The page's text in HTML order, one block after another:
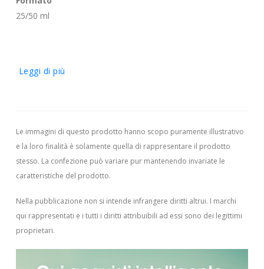
25/50 ml
Leggi di più
Le immagini di questo prodotto hanno scopo puramente illustrativo
e la loro finalità è solamente quella di rappresentare il prodotto
stesso. La confezione può variare pur mantenendo invariate le
caratteristiche del prodotto.
Nella pubblicazione non si intende infrangere diritti altrui. I marchi
qui rappresentati e i tutti i diritti attribuibili ad essi sono dei legittimi
proprietari.